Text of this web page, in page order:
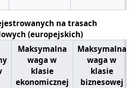
na trasach
(europejskich)
Maksymalna
waga w
klasie
ekonomicznej
Maksymalna
waga w
klasie
biznesowej